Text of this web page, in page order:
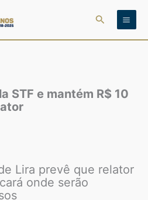
Pesquisar
STF e mantém R$ 10
Lira prevê que relator
onde serão